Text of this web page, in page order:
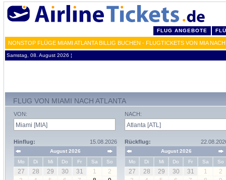
FLUG ANGEBOTE
NONSTOP FLÜGE MIAMI ATLANTA BILLIG BUCHEN - FLUGTICKETS VON MIA NACH
Samstag, 08. August 2026 ¦
FLUG VON MIAMI NACH ATLANTA
VON:
Hinflug: 15.08.2026
August 2026
Mo
Di Mi Do Fr Sa So
27 28 29 30 31 1
2
NACH:
Rückflug:
August 2026
Mo
Di Mi Do Fr Sa So
27 28 29 30 31 1
2